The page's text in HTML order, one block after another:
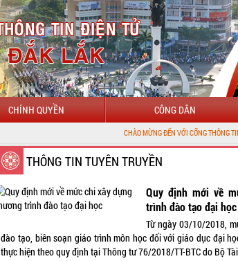
CHÍNH QUYỀN CÔNG DÂN
CHÀO MỪNG ĐẾN VỚI CỔNG THÔNG TIN ĐIỆN TỬ
THÔNG TIN TUYÊN TRUYỀN
Quy định mới về
trình đào tạo đại học
Từ ngày 03/10/2018,
đào tạo, biên soạn giáo trình môn học đối với giáo dục đại
thực hiện theo quy định tại Thông tư 76/2018/TT-BTC do Bộ